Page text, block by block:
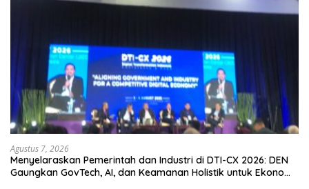
Agustus 7, 2026
Menyelaraskan Pemerintah dan Industri di DTI-CX 2026: DEN
Gaungkan GovTech, AI, dan Keamanan Holistik untuk Ekonomi